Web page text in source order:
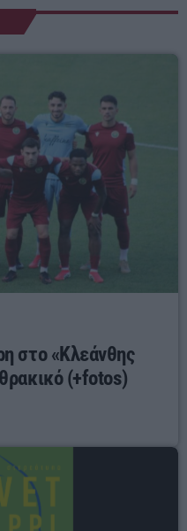
στο «Κλεάνθης
(+fotos)